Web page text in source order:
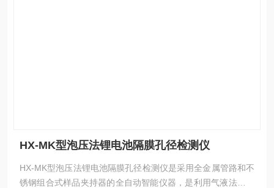
HX-MK型泡压法锂电池隔膜孔径检测仪
HX-MK型泡压法锂电池隔膜孔径检测仪是采用全金属管路和不
锈钢组合式样品夹持器的全自动智能仪器，是利用气液法分析